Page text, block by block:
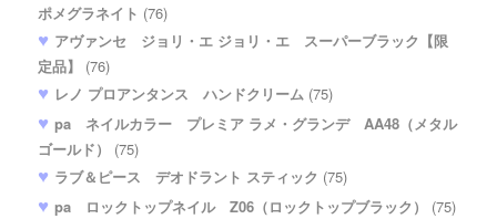
ポメグラネイト (76)
アヴァンセ ジョリ・エ ジョリ・エ スーパーブラック【限
定品】
(76)
レノ プロアンタンス ハンドクリーム (75)
pa ネイルカラー プレミア ラメ・グランデ AA48（メタル
ゴールド）
(75)
ラブ＆ピース デオドラント スティック (75)
pa ロックトップネイル Z06（ロックトップブラック）
(75)